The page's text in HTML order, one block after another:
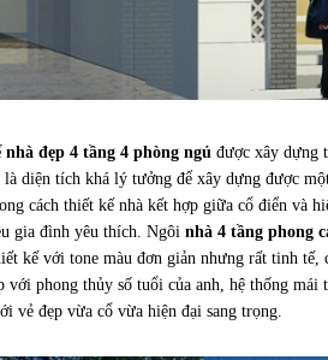
nhà đẹp 4 tầng 4 phòng ngủ được xây dựng
diện tích khá lý tưởng để xây dựng được
cách thiết kế nhà kết hợp giữa cổ điển và
gia đình yêu thích. Ngôi nhà 4 tầng phong
kế với tone màu đơn giản nhưng rất tinh tế,
với phong thủy số tuổi của anh, hệ thống
vẻ đẹp vừa cổ vừa hiện đại sang trọng.